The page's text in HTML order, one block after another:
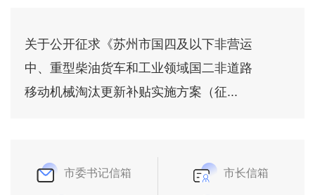
关于公开征求《苏州市国四及以下非营运
中、重型柴油货车和工业领域国二非道路
移动机械淘汰更新补贴实施方案（征...
市委书记信箱 市长信箱